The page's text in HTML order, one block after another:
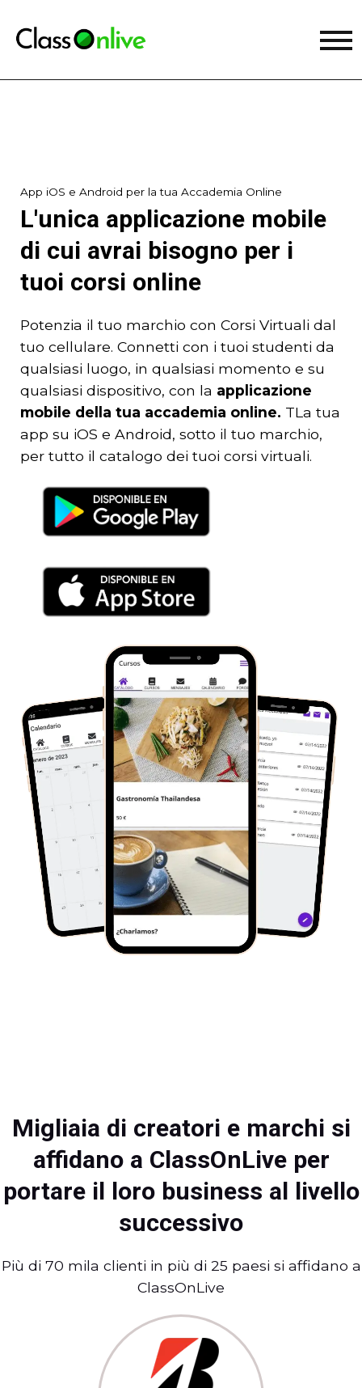
App iOS e Android per la tua Accademia Online
L'unica applicazione mobile
di cui avrai bisogno per i
tuoi corsi online
Potenzia il tuo marchio con Corsi Virtuali dal
tuo cellulare. Connetti con i tuoi studenti da
qualsiasi luogo, in qualsiasi momento e su
qualsiasi dispositivo, con la applicazione
mobile della tua accademia online. TLa tua
app su iOS e Android, sotto il tuo marchio,
per tutto il catalogo dei tuoi corsi virtuali.
Migliaia di creatori e marchi si
affidano a ClassOnLive per
portare il loro business al livello
successivo
Più di 70 mila clienti in più di 25 paesi si affidano a
ClassOnLive